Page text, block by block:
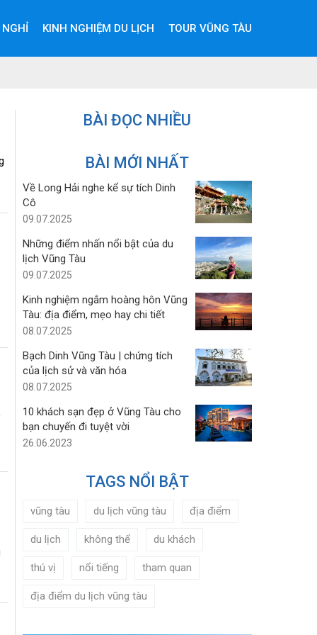
KINH NGHIỆM DU LỊCH TOUR VŨNG TÀU
BÀI ĐỌC NHIỀU
BÀI MỚI NHẤT
Về Long Hải nghe kể sự tích Dinh
Cô
09.07.2025
Những điểm nhấn nổi bật của du
lịch Vũng Tàu
09.07.2025
Kinh nghiệm ngắm hoàng hôn Vũng
Tàu: địa điểm, mẹo hay chi tiết
08.07.2025
Bạch Dinh Vũng Tàu | chứng tích
của lịch sử và văn hóa
08.07.2025
10 khách sạn đẹp ở Vũng Tàu cho
bạn chuyến đi tuyệt vời
26.06.2023
TAGS NỔI BẬT
vũng tàu du lịch vũng tàu địa điểm
du lịch không thể du khách
thú vị nổi tiếng tham quan
địa điểm du lịch vũng tàu